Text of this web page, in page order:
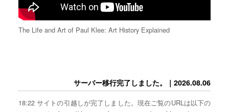
The Life and Art of Paul Klee: Art History Explained
サーバー移行完了しました。｜2026.08.06
18:22 サイトの引越しが完了しました。現在ご覧のURLは以下の